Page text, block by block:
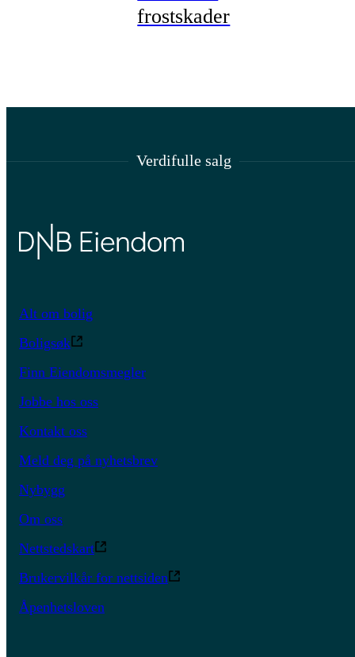
frostskader
Verdifulle salg
Alt om bolig
Boligsøk
Finn Eiendomsmegler
Jobbe hos oss
Kontakt oss
Meld deg på nyhetsbrev
Nybygg
Om oss
Nettstedskart
Brukervilkår for nettsiden
Åpenhetsloven